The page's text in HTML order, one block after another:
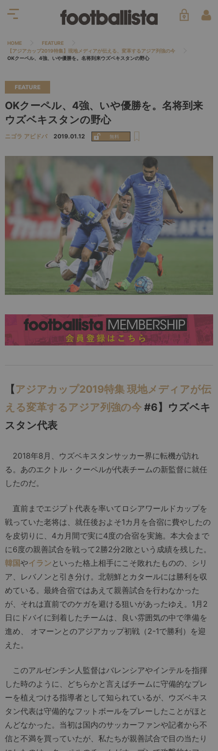
HOME
FEATURE
【アジアカップ2019特集】現地メディアが伝える、変革するアジア列強の今
OKクーペル、4強、いや優勝を。名将到来ウズベキスタンの野心
FEATURE
OKクーペル、4強、いや優勝を。名将到来
ウズベキスタンの野心
ニゴラ アビドバ 2019.01.12
【 アジアカップ2019特集 現地メディアが伝
える変革するアジア列強の今 #6】ウズベキ
スタン代表
2018年8月、ウズベキスタンサッカー界に転機が訪れ
る。あのエクトル・クーペルが代表チームの新監督に就任
したのだ。
直前までエジプト代表を率いてロシアワールドカップを
戦っていた老将は、就任後およそ1カ月を合宿に費やしたの
を皮切りに、4カ月間で実に4度の合宿を実施。本大会まで
に6度の親善試合を戦って2勝2分2敗という成績を残した。
韓国やイラン といった格上相手にこそ敗れたものの、シリ
ア、レバノンと引き分け。北朝鮮とカタールには勝利を収
めている。最終合宿ではあえて親善試合を行わなかった
が、それは直前でのケガを避ける狙いがあったゆえ。1月2
日にドバイに到着したチームは、良い雰囲気の中で準備を
進め、 オマーンとのアジアカップ初戦（2-1で勝利）を迎
えた。
このアルゼンチン人監督はバレンシアやインテルを指揮
した時のように、どちらかと言えばチームに守備的なプレ
ーを植えつける指導者として知られているが、ウズベキス
タン代表は守備的なフットボールをプレーしたことがほと
んどなかった。当初は国内のサッカーファンや記者から不
信と不満を買っていたが、私たちが親善試合で目の当たり